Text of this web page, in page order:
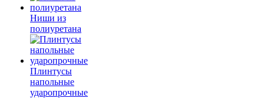
Ниши из
полиуретана
Плинтусы
напольные
ударопрочные